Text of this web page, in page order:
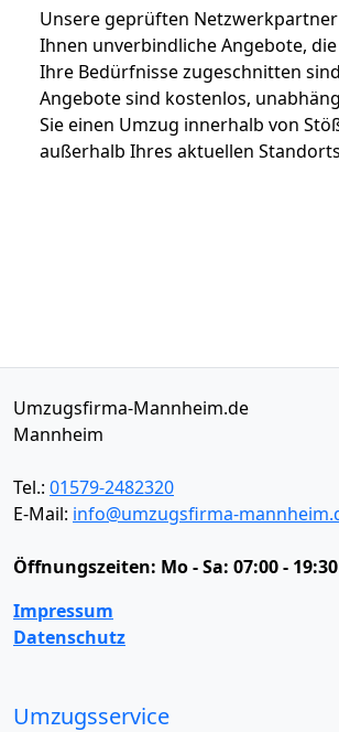
Unsere geprüften
Ihnen unverbindliche Angebote,
Ihre Bedürfnisse zugeschnitten
Angebote sind kostenlos,
Sie einen Umzug innerhalb von
außerhalb Ihres aktuellen
Umzugsfirma-Mannheim.de
Mannheim
Tel.: 01579-2482320
E-Mail: info@umzugsfirma-
Öffnungszeiten: Mo - Sa: 07:00 -
Impressum
Datenschutz
Umzugsservice